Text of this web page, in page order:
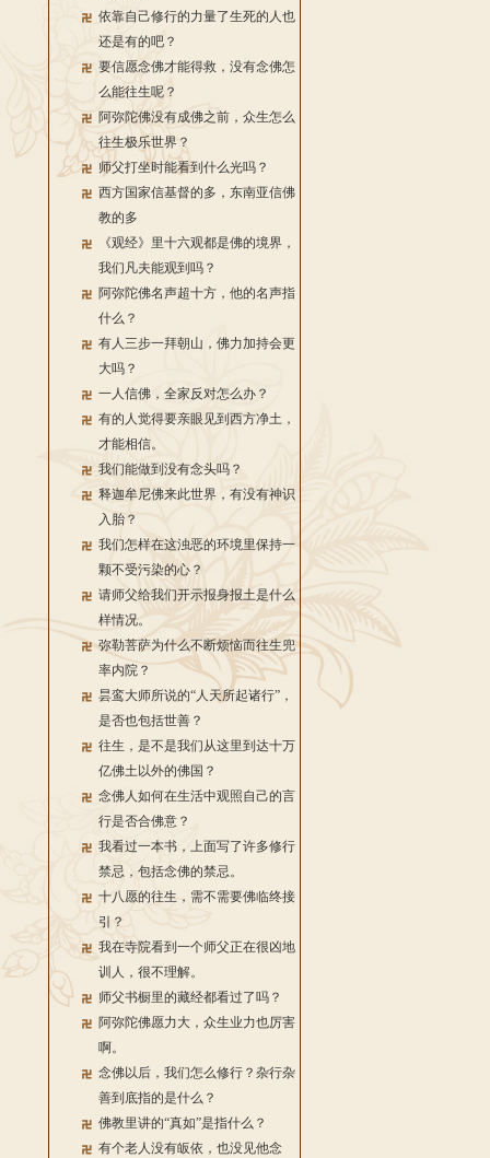
依靠自己修行的力量了生死的人也
还是有的吧？
要信愿念佛才能得救，没有念佛怎
么能往生呢？
阿弥陀佛没有成佛之前，众生怎么
往生极乐世界？
师父打坐时能看到什么光吗？
西方国家信基督的多，东南亚信佛
教的多
《观经》里十六观都是佛的境界，
我们凡夫能观到吗？
阿弥陀佛名声超十方，他的名声指
什么？
有人三步一拜朝山，佛力加持会更
大吗？
一人信佛，全家反对怎么办？
有的人觉得要亲眼见到西方净土，
才能相信。
我们能做到没有念头吗？
释迦牟尼佛来此世界，有没有神识
入胎？
我们怎样在这浊恶的环境里保持一
颗不受污染的心？
请师父给我们开示报身报土是什么
样情况。
弥勒菩萨为什么不断烦恼而往生兜
率内院？
昙鸾大师所说的“人天所起诸行”，
是否也包括世善？
往生，是不是我们从这里到达十万
亿佛土以外的佛国？
念佛人如何在生活中观照自己的言
行是否合佛意？
我看过一本书，上面写了许多修行
禁忌，包括念佛的禁忌。
十八愿的往生，需不需要佛临终接
引？
我在寺院看到一个师父正在很凶地
训人，很不理解。
师父书橱里的藏经都看过了吗？
阿弥陀佛愿力大，众生业力也厉害
啊。
念佛以后，我们怎么修行？杂行杂
善到底指的是什么？
佛教里讲的“真如”是指什么？
有个老人没有皈依，也没见他念